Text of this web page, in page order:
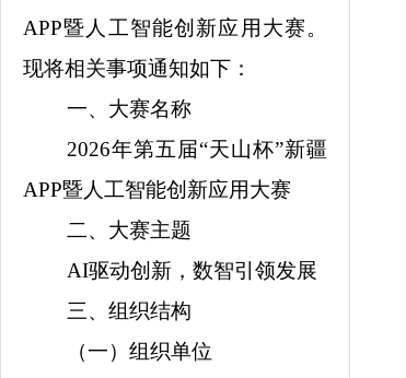
APP暨人工智能创新应用大赛。
现将相关事项通知如下：
一、大赛名称
2026年第五届“天山杯”新疆
APP暨人工智能创新应用大赛
二、大赛主题
AI驱动创新，数智引领发展
三、组织结构
（一）组织单位